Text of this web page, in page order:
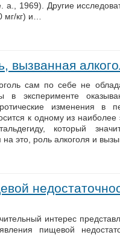
1969). Другие
кг) и…
вызванная
сам по себе не
в эксперименте
изменения
к одному из
который
это, роль алкоголя и
интерес
пищевой